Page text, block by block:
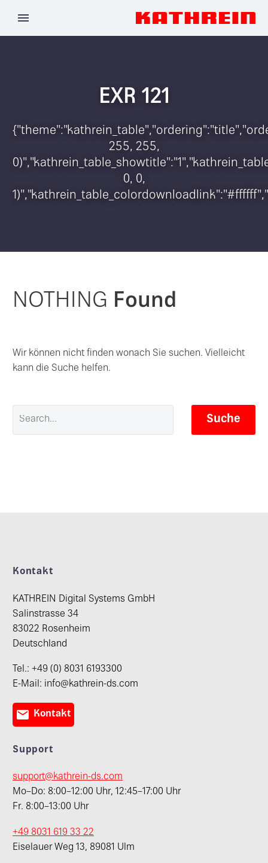
EXR 121
255, 255,
0, 0,
NOTHING Found
Wir können nicht finden wonach Sie suchen. Vielleicht
kann die Suche helfen.
Suche
Kontakt
KATHREIN Digital Systems GmbH
Salinstrasse 34
83022 Rosenheim
Deutschland
Tel.: +49 (0) 8031 6193300
E-Mail: info@kathrein-ds.com
 Kontakt
Support
support@kathrein-ds.com
Mo–Do: 8:00–12:00 Uhr, 12:45–17:00 Uhr
Fr. 8:00–13:00 Uhr
+49 8031 619 33 22
Eiselauer Weg 13, 89081 Ulm